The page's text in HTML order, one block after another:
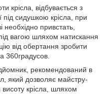
крісла, відбувається з
сидушкою крісла, при
необхідно привстать,
вагою шляхом натискання
від обертання зробити
360градусов.
рекомендований в
який дозволяє майстру-
висоту крісла, шляхом